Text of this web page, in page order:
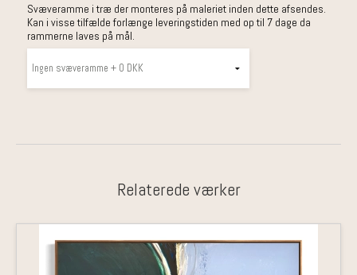
Svæveramme i træ der monteres på maleriet inden dette afsendes.
Kan i visse tilfælde forlænge leveringstiden med op til 7 dage da
rammerne laves på mål.
Relaterede værker